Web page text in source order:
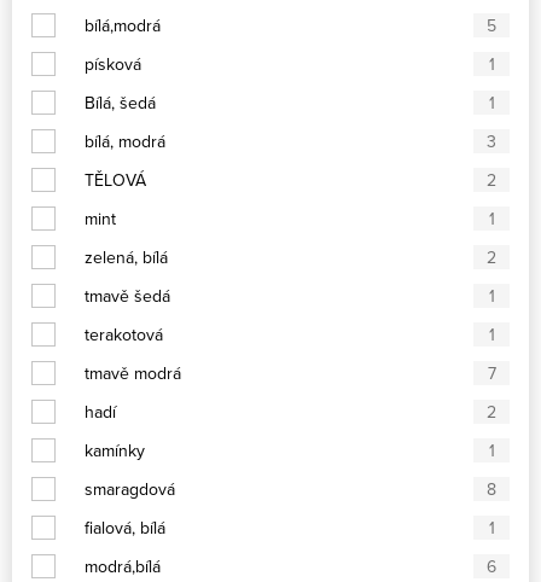
bílá,modrá
5
písková
1
Bílá, šedá
1
bílá, modrá
3
TĚLOVÁ
2
mint
1
zelená, bílá
2
tmavě šedá
1
terakotová
1
tmavě modrá
7
hadí
2
kamínky
1
smaragdová
8
fialová, bílá
1
modrá,bílá
6